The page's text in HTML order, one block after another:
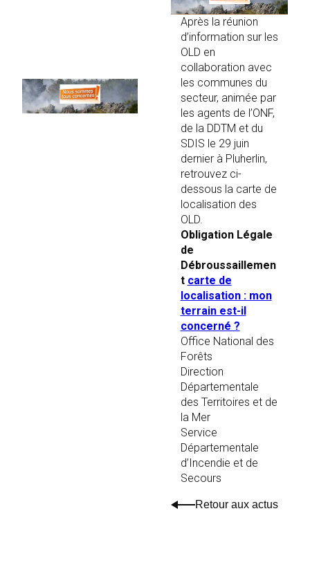
Après la réunion
d’information sur les
OLD en
collaboration avec
les communes du
secteur, animée par
les agents de l’ONF,
de la DDTM et du
SDIS le 29 juin
dernier à Pluherlin,
retrouvez ci-
dessous la carte de
localisation des
OLD.
Obligation Légale
de
Débroussaillemen
t carte de
localisation : mon
terrain est-il
concerné ?
Office National des
Forêts
Direction
Départementale
des Territoires et de
la Mer
Service
Départementale
d’Incendie et de
Secours
Retour aux actus